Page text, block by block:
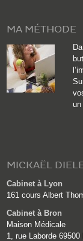
MA MÉTHODE
un
MICKAËL
Cabinet à Lyon
161 cours Albert
Cabinet à Bron
Maison Médicale
1, rue Laborde 69500